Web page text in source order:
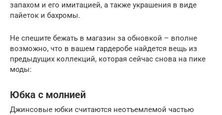
запахом и его имитацией, а также украшения в виде
пайеток и бахромы.
Не спешите бежать в магазин за обновкой – вполне
возможно, что в вашем гардеробе найдется вещь из
предыдущих коллекций, которая сейчас снова на пике
моды:
Юбка с молнией
Джинсовые юбки считаются неотъемлемой частью